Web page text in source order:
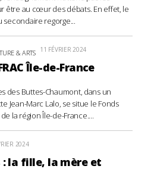
être au cœur des débats. En effet, le
regorge...
& ARTS 11 FÉVRIER 2024
Île-de-France
des Buttes-Chaumont, dans un
Jean-Marc Lalo, se situe le Fonds
la région Île-de-France....
2024
: la fille, la mère et